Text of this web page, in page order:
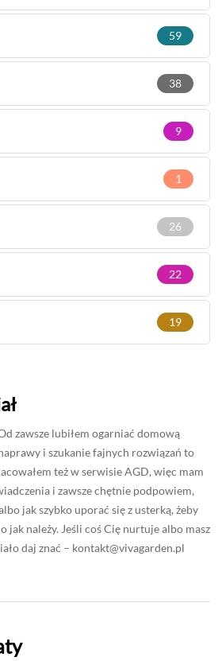
59
38
9
1
26
22
19
zawsze lubiłem ogarniać domową
i szukanie fajnych rozwiązań to
też w serwisie AGD, więc mam
i zawsze chętnie podpowiem,
jak szybko uporać się z usterką, żeby
jak należy. Jeśli coś Cię nurtuje albo masz
daj znać – kontakt@vivagarden.pl